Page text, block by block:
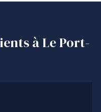
à Le Port-